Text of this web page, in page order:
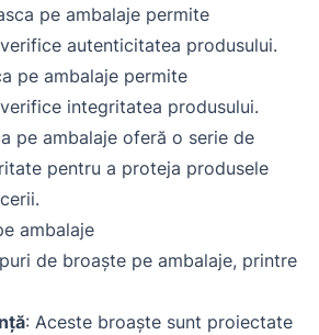
pe ambalaje permite
autenticitatea produsului.
pe ambalaje permite
integritatea produsului.
pe ambalaje oferă o serie de
pentru a proteja produsele
ambalaje
de broaște pe ambalaje, printre
: Aceste broaște sunt proiectate